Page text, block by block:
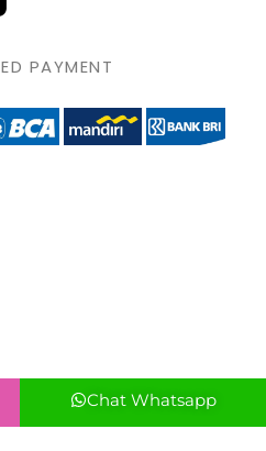
PAYMENT
Chat Whatsapp